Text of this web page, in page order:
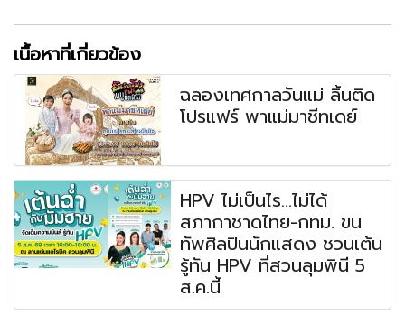
เนื้อหาที่เกี่ยวข้อง
ฉลองเทศกาลวันแม่ ลิ้นติด
โปรแฟร์ พาแม่มาชีทเดย์
HPV ไม่เป็นไร...ไม่ได้
สภากาชาดไทย-กทม. ขน
ทัพศิลปินนักแสดง ชวนเต้น
รู้ทัน HPV ที่สวนลุมพินี 5
ส.ค.นี้